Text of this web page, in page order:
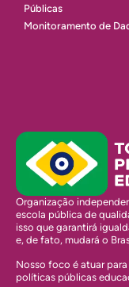
Públicas
Monitoramento de
Organização
escola pública de
isso que garantirá
e, de fato, mudará o
Nosso foco é atuar
políticas públicas